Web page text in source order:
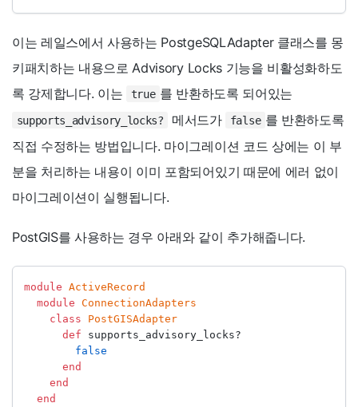
이는 레일스에서 사용하는 PostgeSQLAdapter 클래스를 몽
키패치하는 내용으로 Advisory Locks 기능을 비활성화하도
록 강제합니다. 이는
true 를 반환하도록 되어있는
supports_advisory_locks? 메서드가 false 를 반환하도록
직접 수정하는 방법입니다. 마이그레이션 코드 상에는 이 부
분을 처리하는 내용이 이미 포함되어있기 때문에 에러 없이
마이그레이션이 실행됩니다.
PostGIS를 사용하는 경우 아래와 같이 추가해줍니다.
module ActiveRecord
module ConnectionAdapters
class
PostGISAdapter
def supports_advisory_locks?
false
end
end
end